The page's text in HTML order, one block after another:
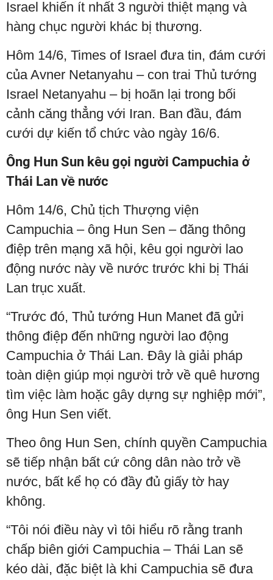
Israel khiến ít nhất 3 người thiệt mạng và
hàng chục người khác bị thương.
Hôm 14/6, Times of Israel đưa tin, đám cưới
của Avner Netanyahu – con trai Thủ tướng
Israel Netanyahu – bị hoãn lại trong bối
cảnh căng thẳng với Iran. Ban đầu, đám
cưới dự kiến tổ chức vào ngày 16/6.
Ông Hun Sun kêu gọi người Campuchia ở
Thái Lan về nước
Hôm 14/6, Chủ tịch Thượng viện
Campuchia – ông Hun Sen – đăng thông
điệp trên mạng xã hội, kêu gọi người lao
động nước này về nước trước khi bị Thái
Lan trục xuất.
“Trước đó, Thủ tướng Hun Manet đã gửi
thông điệp đến những người lao động
Campuchia ở Thái Lan. Đây là giải pháp
toàn diện giúp mọi người trở về quê hương
tìm việc làm hoặc gây dựng sự nghiệp mới”,
ông Hun Sen viết.
Theo ông Hun Sen, chính quyền Campuchia
sẽ tiếp nhận bất cứ công dân nào trở về
nước, bất kể họ có đầy đủ giấy tờ hay
không.
“Tôi nói điều này vì tôi hiểu rõ rằng tranh
chấp biên giới Campuchia – Thái Lan sẽ
kéo dài, đặc biệt là khi Campuchia sẽ đưa